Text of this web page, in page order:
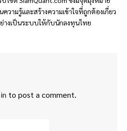
วามรู้และสร้างความเข้าใจที่ถูกต้องเกี่ยว
างเป็นระบบให้กับนักลงทุนไทย
to post a comment.